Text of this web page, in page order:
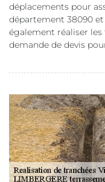
déplacements pour
département 38090 et
également réaliser
demande de devis